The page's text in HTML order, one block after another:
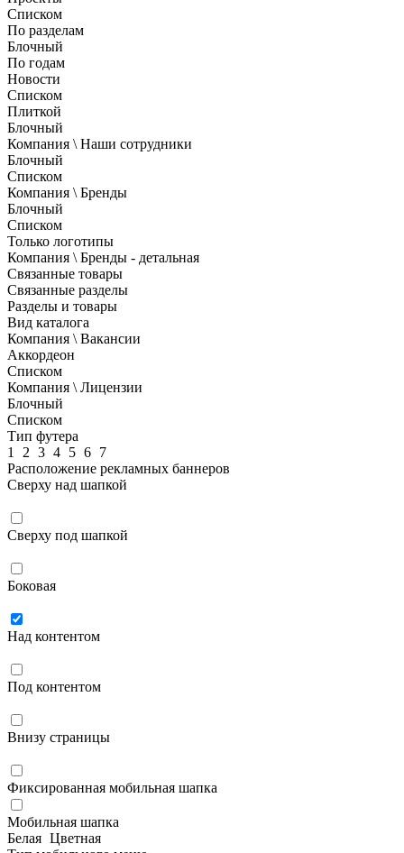
Списком
По разделам
Блочный
По годам
Новости
Списком
Плиткой
Блочный
Компания \ Наши сотрудники
Блочный
Списком
Компания \ Бренды
Блочный
Списком
Только логотипы
Компания \ Бренды - детальная
Связанные товары
Связанные разделы
Разделы и товары
Вид каталога
Компания \ Вакансии
Аккордеон
Списком
Компания \ Лицензии
Блочный
Списком
Тип футера
1
2 3 4 5 6 7
Расположение рекламных баннеров
Сверху над шапкой
Сверху под шапкой
Боковая
Над контентом
Под контентом
Внизу страницы
Фиксированная мобильная шапка
Мобильная шапка
Белая Цветная